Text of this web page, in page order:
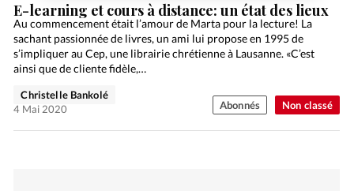
Non classé
E-learning et cours à distance: un état des lieux
Au commencement était l’amour de Marta pour la lecture! La
sachant passionnée de livres, un ami lui propose en 1995 de
s’impliquer au Cep, une librairie chrétienne à Lausanne. «C’est
ainsi que de cliente fidèle,…
Christelle Bankolé
4 Mai 2020
Abonnés